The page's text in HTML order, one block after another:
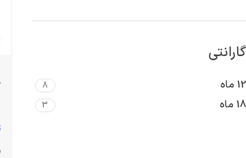
گارانتی
12 ماه 8
18 ماه 3